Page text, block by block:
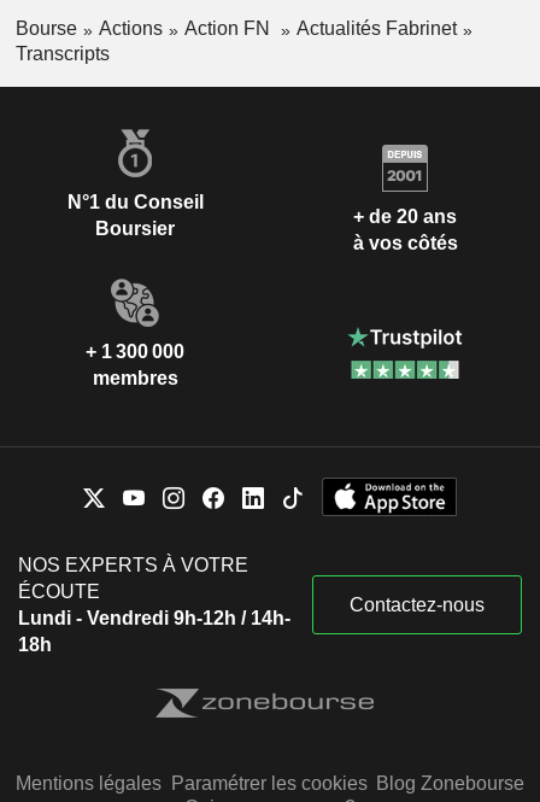
Bourse Actions Action FN
Actualités Fabrinet
Transcripts
N°1 du Conseil
Boursier
+ de 20 ans
à vos côtés
+ 1 300 000
membres
NOS EXPERTS À VOTRE
ÉCOUTE
Lundi - Vendredi 9h-12h / 14h-
18h
Contactez-nous
Mentions légales Paramétrer les cookies Blog Zonebourse